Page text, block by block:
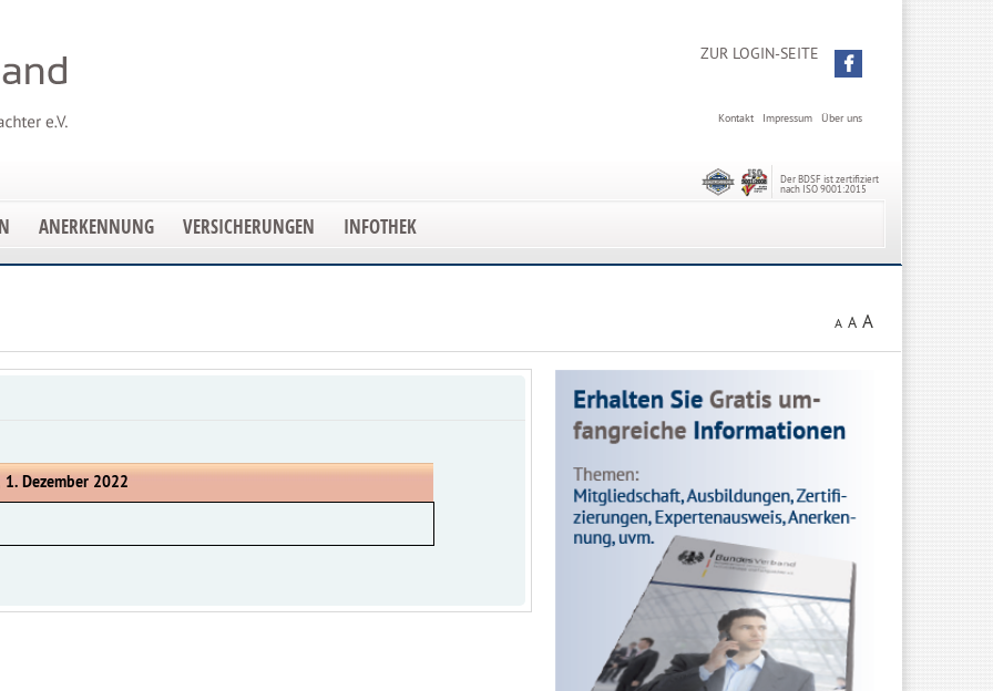
ZUR LOGIN-SEITE
Über uns
Impressum
Kontakt
Der BDSF ist zertifiziert
nach ISO 9001:2015
ANERKENNUNG VERSICHERUNGEN INFOTHEK
A A A
Dezember 2022